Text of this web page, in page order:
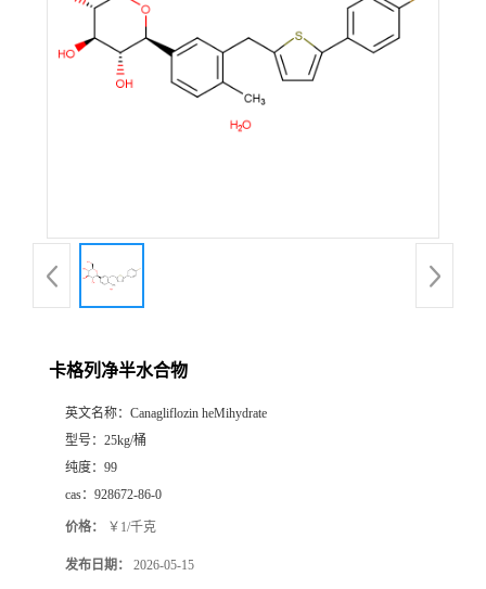
卡格列净半水合物
英文名称： Canagliflozin heMihydrate
型号： 25kg/桶
纯度： 99
cas： 928672-86-0
价格： ￥1/千克
发布日期： 2026-05-15